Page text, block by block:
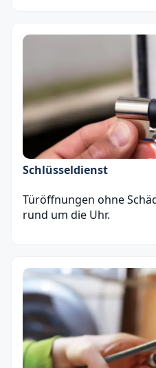
Schlüsseldienst
Türöffnungen ohne
rund um die Uhr.